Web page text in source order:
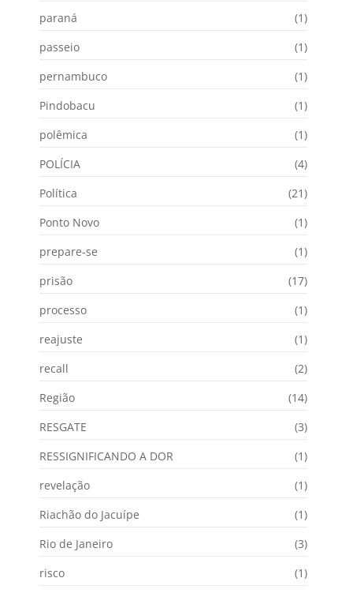
paraná
(1)
passeio
(1)
pernambuco
(1)
Pindobacu
(1)
polêmica
(1)
POLÍCIA
(4)
Política
(21)
Ponto Novo
(1)
prepare-se
(1)
prisão
(17)
processo
(1)
reajuste
(1)
recall
(2)
Região
(14)
RESGATE
(3)
RESSIGNIFICANDO A DOR
(1)
revelação
(1)
Riachão do Jacuípe
(1)
Rio de Janeiro
(3)
risco
(1)